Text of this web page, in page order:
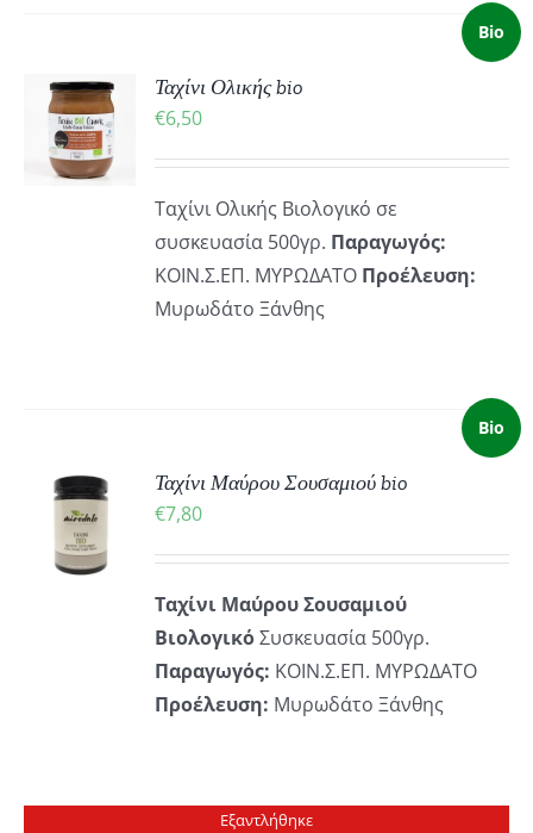
Bio
Ταχίνι Ολικής bio
€6,50
Ταχίνι Ολικής Βιολογικό σε
συσκευασία 500γρ. Παραγωγός:
ΚΟΙΝ.Σ.ΕΠ. ΜΥΡΩΔΑΤΟ Προέλευση:
Μυρωδάτο Ξάνθης
Bio
Ταχίνι Μαύρου Σουσαμιού bio
€7,80
Ταχίνι Μαύρου Σουσαμιού
ΒιολογικόΣυσκευασία 500γρ.
Παραγωγός: ΚΟΙΝ.Σ.ΕΠ. ΜΥΡΩΔΑΤΟ
Προέλευση: Μυρωδάτο Ξάνθης
Εξαντλήθηκε